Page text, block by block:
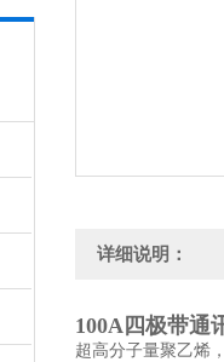
详细说明：
100A四极带通
超高分子量聚乙烯